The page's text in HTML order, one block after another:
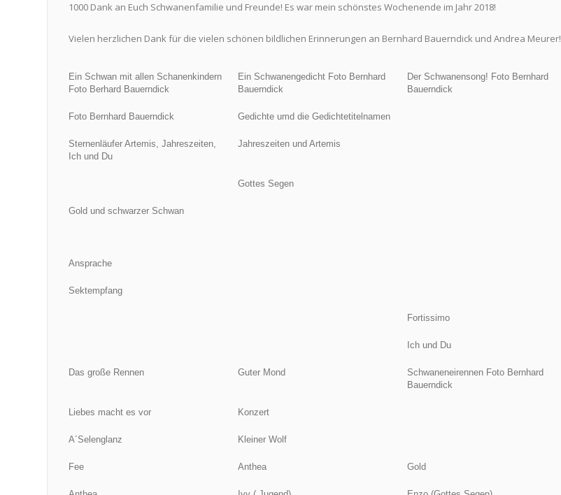
1000 Dank an Euch Schwanenfamilie und Freunde! Es war mein schönstes Wochenende im Jahr 2018!
Vielen herzlichen Dank für die vielen schönen bildlichen Erinnerungen an Bernhard Bauerndick und Andrea Meurer!
Ein Schwan mit allen Schanenkindern
Foto Berhard Bauerndick
Ein Schwanengedicht Foto Bernhard
Bauerndick
Der Schwanensong! Foto Bernhard
Bauerndick
Foto Bernhard Bauerndick Gedichte umd die Gedichtetitelnamen
Sternenläufer Artemis, Jahreszeiten,
Ich und Du
Jahreszeiten und Artemis
Gottes Segen
Gold und schwarzer Schwan
Ansprache
Sektempfang
Fortissimo
Ich und Du
Das große Rennen Guter Mond
Schwaneneirennen Foto Bernhard
Bauerndick
Liebes macht es vor Konzert
A´Selenglanz Kleiner Wolf
Fee Anthea Gold